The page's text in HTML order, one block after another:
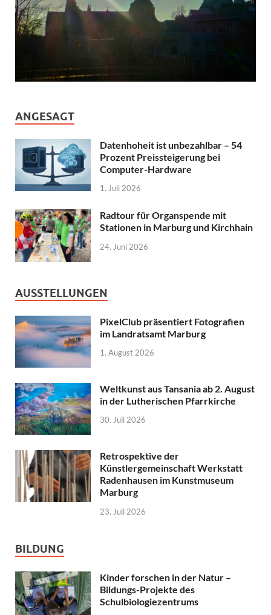
ANGESAGT
Datenhoheit ist unbezahlbar – 54
Prozent Preissteigerung bei
Computer-Hardware
1. Juli 2026
Radtour für Organspende mit
Stationen in Marburg und Kirchhain
24. Juni 2026
AUSSTELLUNGEN
PixelClub präsentiert Fotografien
im Landratsamt Marburg
1. August 2026
Weltkunst aus Tansania ab 2. August
in der Lutherischen Pfarrkirche
30. Juli 2026
Retrospektive der
Künstlergemeinschaft Werkstatt
Radenhausen im Kunstmuseum
Marburg
23. Juli 2026
BILDUNG
Kinder forschen in der Natur –
Bildungs-Projekte des
Schulbiologiezentrums